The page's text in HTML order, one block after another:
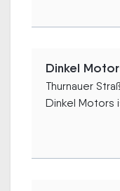
Dinkel
Thurnauer
Dinkel Motors